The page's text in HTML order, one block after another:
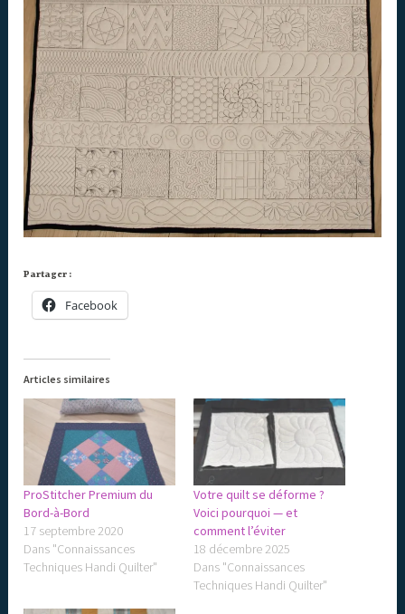
Partager :
Facebook
Articles similaires
ProStitcher Premium du
Bord-à-Bord
17 septembre 2020
Dans "Connaissances
Techniques Handi Quilter"
Votre quilt se déforme ?
Voici pourquoi — et
comment l’éviter
18 décembre 2025
Dans "Connaissances
Techniques Handi Quilter"